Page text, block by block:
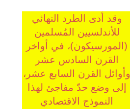
وقد أدى الطرد النهائي
للأندلسيين المُسلمين
(المورسيكون)، في أواخر
القرن السادس عشر
وأوائل القرن السابع عشر،
إلى وضع حدّ مفاجئ لهذا
النموذج الاقتصادي